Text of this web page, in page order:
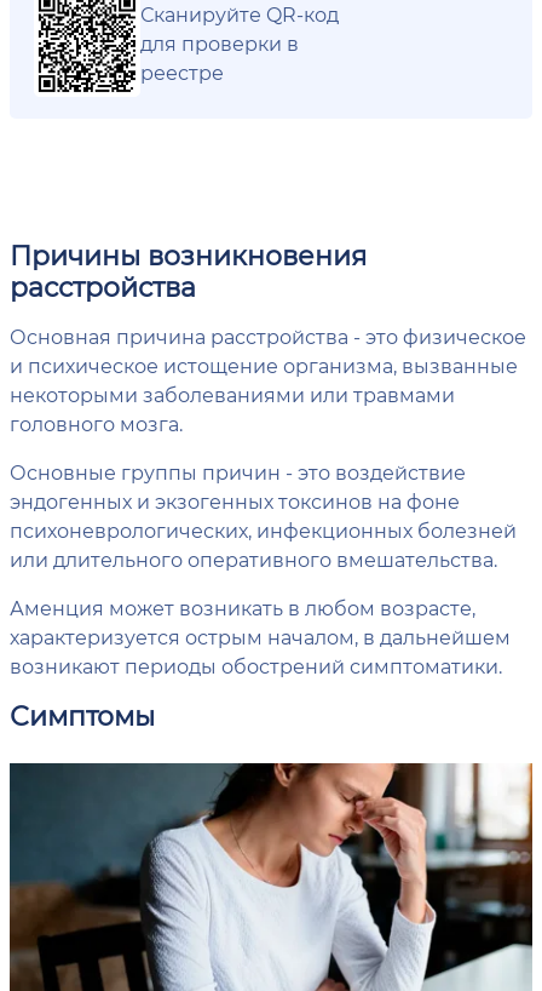
Сканируйте QR-код
для проверки в
реестре
Причины возникновения
расстройства
Основная причина расстройства - это физическое
и психическое истощение организма, вызванные
некоторыми заболеваниями или травмами
головного мозга.
Основные группы причин - это воздействие
эндогенных и экзогенных токсинов на фоне
психоневрологических, инфекционных болезней
или длительного оперативного вмешательства.
Аменция может возникать в любом возрасте,
характеризуется острым началом, в дальнейшем
возникают периоды обострений симптоматики.
Симптомы